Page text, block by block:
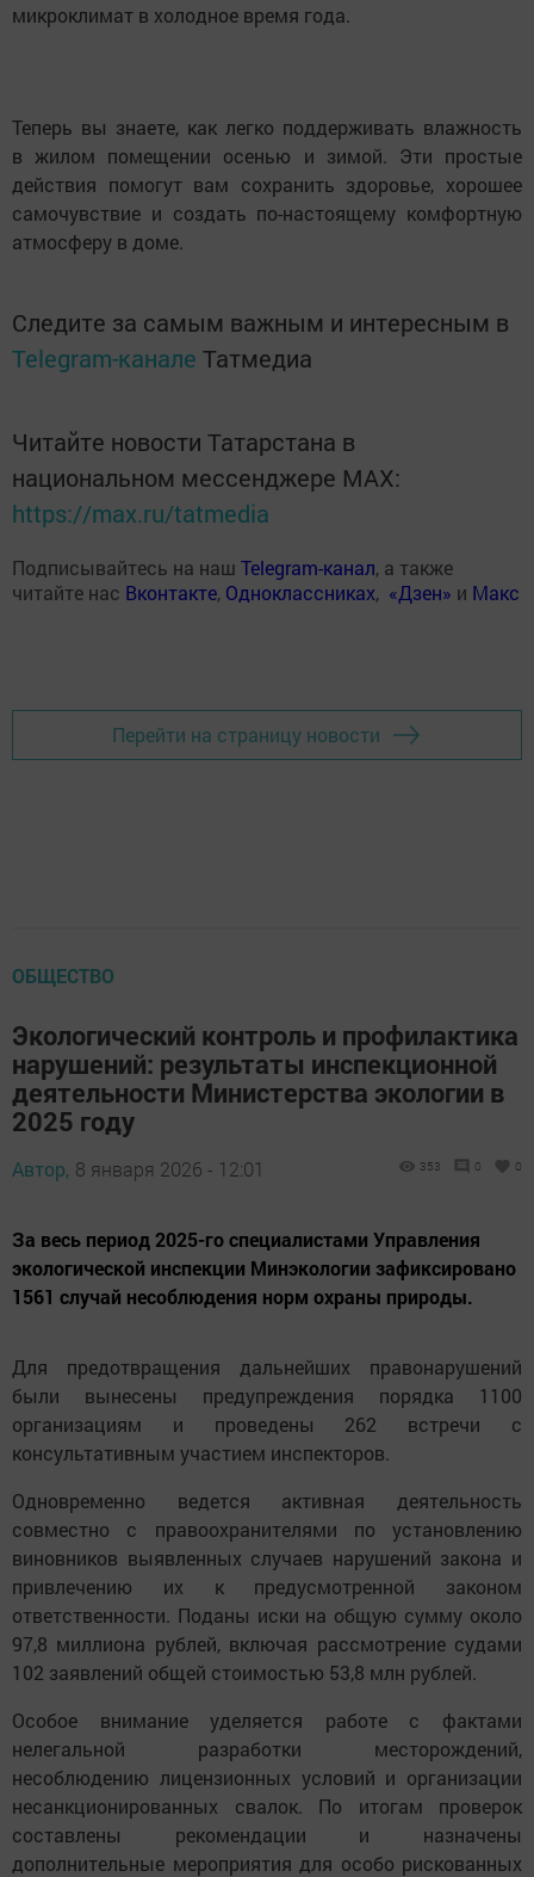
микроклимат в холодное время года.
Теперь вы знаете, как легко поддерживать влажность
в жилом помещении осенью и зимой. Эти простые
действия помогут вам сохранить здоровье, хорошее
самочувствие и создать по-настоящему комфортную
атмосферу в доме.
Следите за самым важным и интересным в
Telegram-канале Татмедиа
Читайте новости Татарстана в
национальном мессенджере MАХ:
https://max.ru/tatmedia
Подписывайтесь на наш Telegram-канал, а также
читайте нас Вконтакте, Одноклассниках, «Дзен» и Макс
Перейти на страницу новости
ОБЩЕСТВО
Экологический контроль и профилактика
нарушений: результаты инспекционной
деятельности Министерства экологии в
2025 году
Автор, 8 января 2026 - 12:01 353 0 0
За весь период 2025-го специалистами Управления
экологической инспекции Минэкологии зафиксировано
1561 случай несоблюдения норм охраны природы.
Для предотвращения дальнейших правонарушений
были вынесены предупреждения порядка 1100
организациям и проведены 262 встречи с
консультативным участием инспекторов.
Одновременно ведется активная деятельность
совместно с правоохранителями по установлению
виновников выявленных случаев нарушений закона и
привлечению их к предусмотренной законом
ответственности. Поданы иски на общую сумму около
97,8 миллиона рублей, включая рассмотрение судами
102 заявлений общей стоимостью 53,8 млн рублей.
Особое внимание уделяется работе с фактами
нелегальной разработки месторождений,
несоблюдению лицензионных условий и организации
несанкционированных свалок. По итогам проверок
составлены рекомендации и назначены
дополнительные мероприятия для особо рискованных